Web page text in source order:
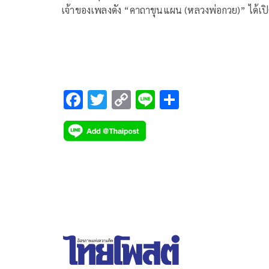
เจ้าของเพลงดัง “คาถาขุนแผน (หลวงพ่อกวย)” ได้เปิ
“รับคำขอโทษเป็นเงินสดเท่านั้น”
F
ac
e
T
wi
tt
C
o
p
Li